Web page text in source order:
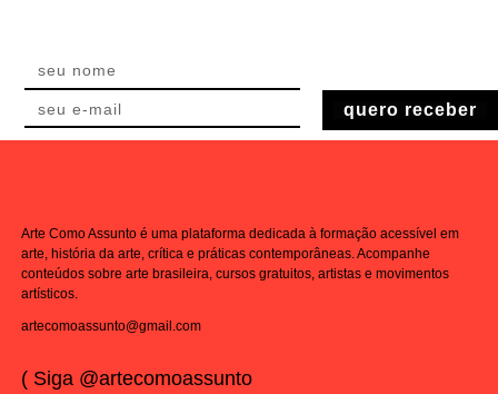
quero receber
Arte Como Assunto é uma plataforma dedicada à formação acessível em
arte, história da arte, crítica e práticas contemporâneas. Acompanhe
conteúdos sobre arte brasileira, cursos gratuitos, artistas e movimentos
artísticos.
artecomoassunto@gmail.com
( Siga @artecomoassunto